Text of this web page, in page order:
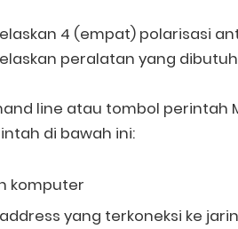
4 (empat) polarisasi
peralatan yang
line atau tombol perintah
di bawah ini:
komputer
yang terkoneksi ke